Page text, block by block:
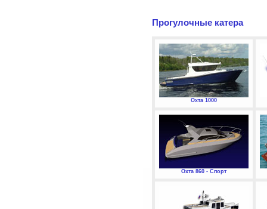
Прогулочные катера
Охта 1000
Охта 860 - Спорт